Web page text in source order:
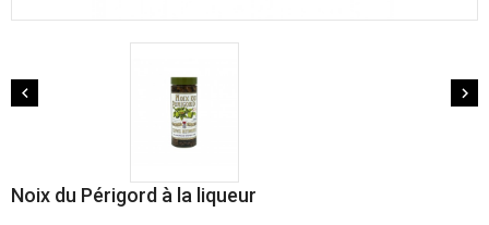
 
Noix du Périgord à la liqueur